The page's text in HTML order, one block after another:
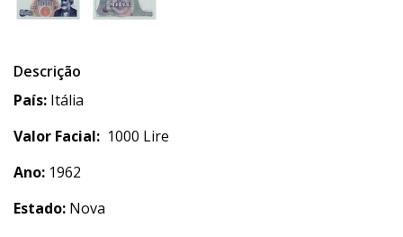
Descrição
País: Itália
Valor Facial: 1000 Lire
Ano: 1962
Estado: Nova